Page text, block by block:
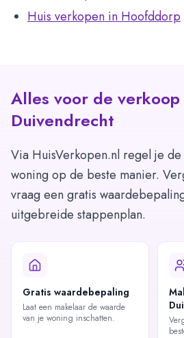
Huis verkopen in Hoofddorp
Alles voor de
Duivendrecht
Via HuisVerkopen.nl regel je
woning op de beste manier.
vraag een gratis
uitgebreide stappenplan.
Gratis waardebepaling
Laat een makelaar de waarde
van je woning inschatten.